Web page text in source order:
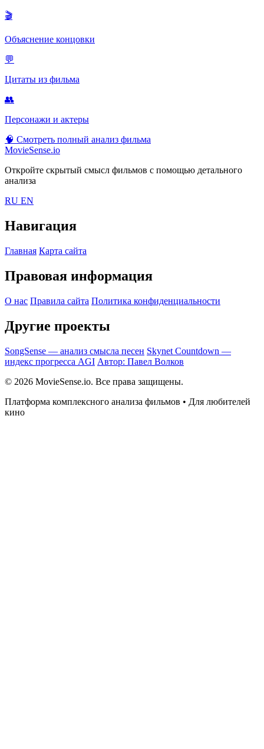
🎬
Объяснение концовки
💬
Цитаты из фильма
👥
Персонажи и актеры
🧠 Смотреть полный анализ фильма
MovieSense.io
Откройте скрытый смысл фильмов с помощью детального
анализа
RU EN
Навигация
Главная Карта сайта
Правовая информация
О нас Правила сайта Политика конфиденциальности
Другие проекты
SongSense — анализ смысла песен Skynet Countdown —
индекс прогресса AGI Автор: Павел Волков
© 2026 MovieSense.io. Все права защищены.
Платформа комплексного анализа фильмов • Для любителей
кино